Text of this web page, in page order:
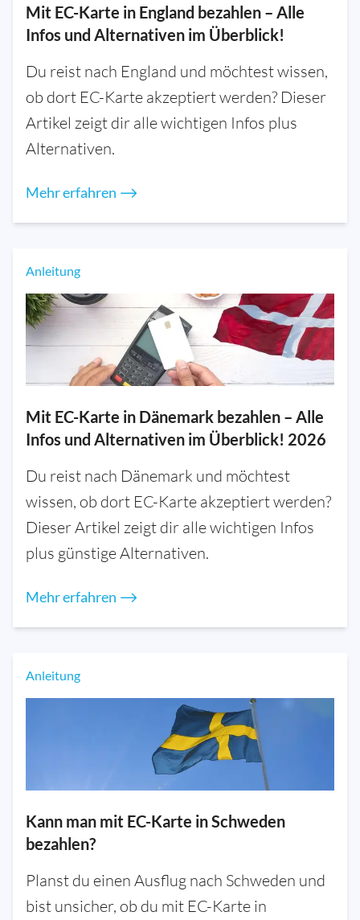
Mit EC-Karte in England bezahlen – Alle
Infos und Alternativen im Überblick!
Du reist nach England und möchtest wissen,
ob dort EC-Karte akzeptiert werden? Dieser
Artikel zeigt dir alle wichtigen Infos plus
Alternativen.
Mehr erfahren ⟶
Anleitung
Mit EC-Karte in Dänemark bezahlen – Alle
Infos und Alternativen im Überblick! 2026
Du reist nach Dänemark und möchtest
wissen, ob dort EC-Karte akzeptiert werden?
Dieser Artikel zeigt dir alle wichtigen Infos
plus günstige Alternativen.
Mehr erfahren ⟶
Anleitung
Kann man mit EC-Karte in Schweden
bezahlen?
Planst du einen Ausflug nach Schweden und
bist unsicher, ob du mit EC-Karte in